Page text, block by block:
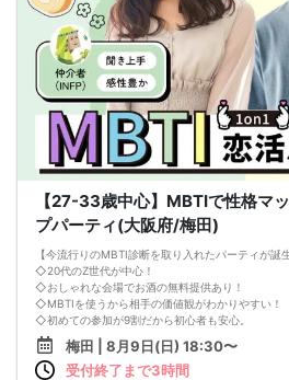
【27-33歳中心】MBTIで性格マ
プパーティ(大阪府/梅田)
【今流行りのMBTI診断を取り入れたパーティが誕生
◇20代のZ世代が中心！
◇おしゃれな会場でお酒の無料提供あり！
◇MBTIを使うから相手の価値観がわかりやすい！
◇初めての参加が9割だから初心者も安心。
◇平均参加人数50名！
【注意事項】
■当日の持ち物
梅田 | 8月9日(日) 18:30〜
受付終了まで3時間